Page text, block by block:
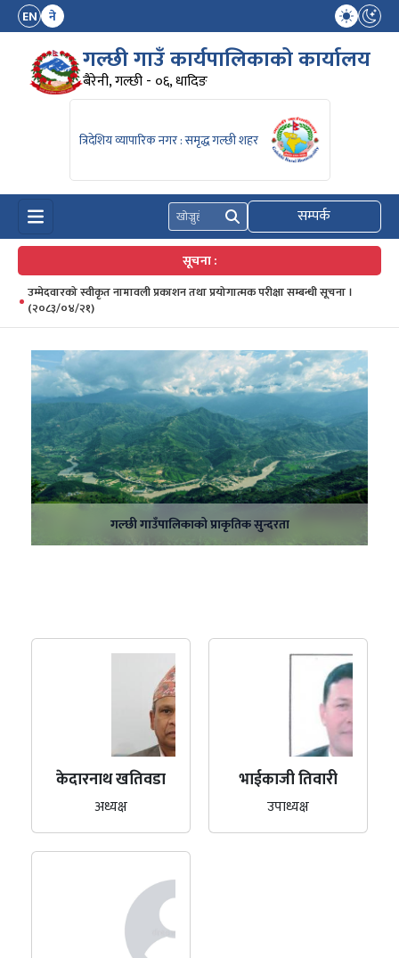
EN ने
गल्छी गाउँ कार्यपालिकाको कार्यालय
बैरेनी, गल्छी - ०६, धादिङ
त्रिदेशिय व्यापारिक नगर : समृद्ध गल्छी शहर
खोज्नुहोस् सम्पर्क
सूचना :
उम्मेदवारको स्वीकृत नामावली प्रकाशन तथा प्रयोगात्मक परीक्षा सम्बन्धी सूचना ।
(२०८३/०४/२१)
गल्छी गाउँपालिकाको प्राकृतिक सुन्दरता
केदारनाथ खतिवडा
अध्यक्ष
भाईकाजी तिवारी
उपाध्यक्ष